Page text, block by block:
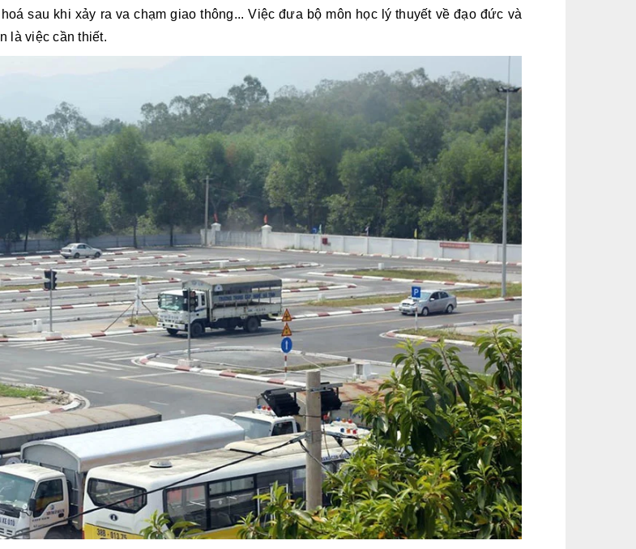
sau khi xảy ra va chạm giao thông... Việc đưa bộ môn học lý thuyết về đạo đức và
là việc cần thiết.